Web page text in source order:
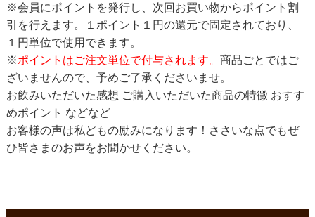
※会員にポイントを発行し、次回お買い物からポイント割
引を行えます。１ポイント１円の還元で固定されており、
１円単位で使用できます。
※ポイントはご注文単位で付与されます。 商品ごとではご
ざいませんので、予めご了承くださいませ。
お飲みいただいた感想 ご購入いただいた商品の特徴 おすす
めポイント などなど
お客様の声は私どもの励みになります！ささいな点でもぜ
ひ皆さまのお声をお聞かせください。